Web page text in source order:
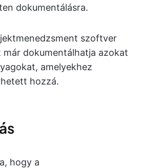
dokumentálásra.
szoftver
már dokumentálhatja azokat
amelyekhez
hozzá.
hogy a